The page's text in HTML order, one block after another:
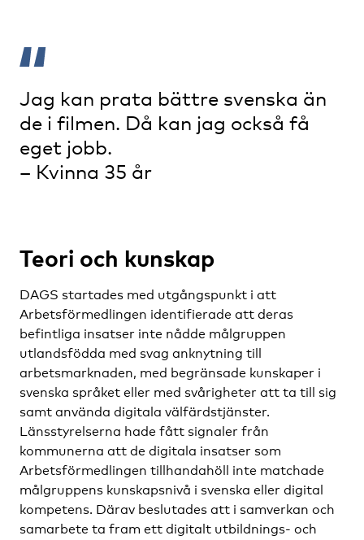
Jag kan prata bättre svenska än
de i filmen. Då kan jag också få
eget jobb.
– Kvinna 35 år
Teori och kunskap
DAGS startades med utgångspunkt i att
Arbetsförmedlingen identifierade att deras
befintliga insatser inte nådde målgruppen
utlandsfödda med svag anknytning till
arbetsmarknaden, med begränsade kunskaper i
svenska språket eller med svårigheter att ta till sig
samt använda digitala välfärdstjänster.
Länsstyrelserna hade fått signaler från
kommunerna att de digitala insatser som
Arbetsförmedlingen tillhandahöll inte matchade
målgruppens kunskapsnivå i svenska eller digital
kompetens. Därav beslutades att i samverkan och
samarbete ta fram ett digitalt utbildnings- och